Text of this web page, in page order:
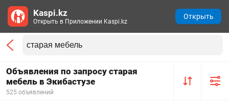
Объявления по запросу старая
мебель в Экибастузе
525 объявлений
Kaspi.kz
Открыть в Приложении Kaspi.kz
Открыть